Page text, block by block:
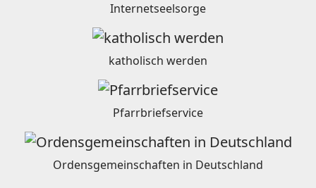
Internetseelsorge
katholisch werden
Pfarrbriefservice
Ordensgemeinschaften in Deutschland